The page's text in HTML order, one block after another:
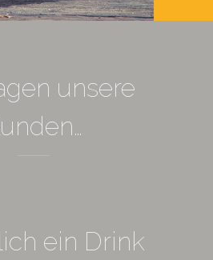
unsere
ein Drink